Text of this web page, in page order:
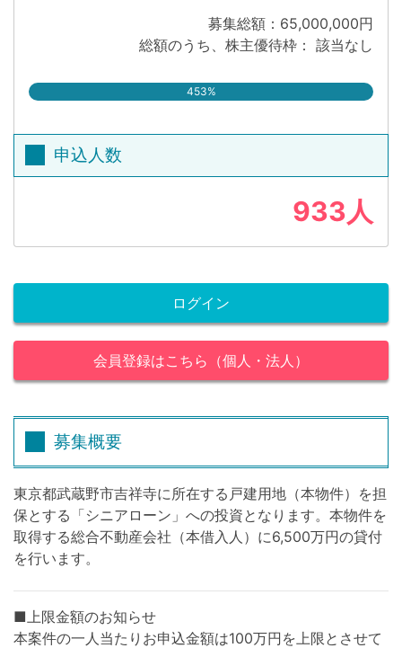
募集総額：65,000,000円
総額のうち、株主優待枠： 該当なし
453%
申込人数
933人
ログイン
会員登録はこちら（個人・法人）
募集概要
東京都武蔵野市吉祥寺に所在する戸建用地（本物件）を担
保とする「シニアローン」への投資となります。本物件を
取得する総合不動産会社（本借入人）に6,500万円の貸付
を行います。
■上限金額のお知らせ
本案件の一人当たりお申込金額は100万円を上限とさせて